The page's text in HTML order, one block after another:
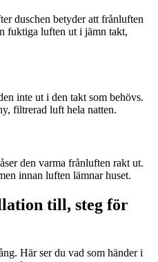
duschen betyder att frånluften
fuktiga luften ut i jämn takt,
inte ut i den takt som behövs.
filtrerad luft hela natten.
den varma frånluften rakt ut.
innan luften lämnar huset.
till, steg för
Här ser du vad som händer i